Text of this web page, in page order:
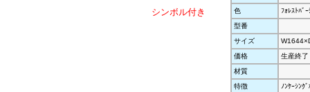
シンボル付き
色
ﾌｫﾚｽﾄﾊﾞｰ
型番
サイズ
価格
生産終了
材質
特徴
ﾉﾝｹｰｼﾝｸ